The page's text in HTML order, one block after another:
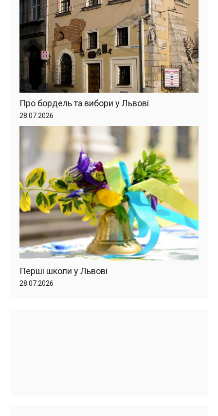
Про бордель та вибори у Львові
28.07.2026
Перші школи у Львові
28.07.2026